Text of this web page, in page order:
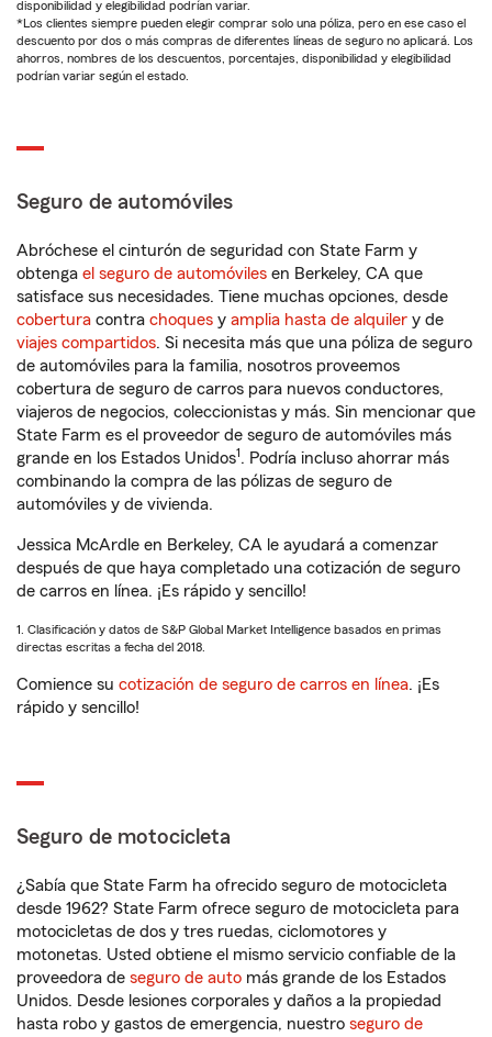
disponibilidad y elegibilidad podrían variar.
*Los clientes siempre pueden elegir comprar solo una póliza, pero en ese caso el
descuento por dos o más compras de diferentes líneas de seguro no aplicará. Los
ahorros, nombres de los descuentos, porcentajes, disponibilidad y elegibilidad
podrían variar según el estado.
Seguro de automóviles
Abróchese el cinturón de seguridad con State Farm y
obtenga el seguro de automóviles en Berkeley, CA que
satisface sus necesidades. Tiene muchas opciones, desde
cobertura contra choques y amplia hasta de alquiler y de
viajes compartidos. Si necesita más que una póliza de seguro
de automóviles para la familia, nosotros proveemos
cobertura de seguro de carros para nuevos conductores,
viajeros de negocios, coleccionistas y más. Sin mencionar que
State Farm es el proveedor de seguro de automóviles más
grande en los Estados Unidos1. Podría incluso ahorrar más
combinando la compra de las pólizas de seguro de
automóviles y de vivienda.
Jessica McArdle en Berkeley, CA le ayudará a comenzar
después de que haya completado una cotización de seguro
de carros en línea. ¡Es rápido y sencillo!
1. Clasificación y datos de S&P Global Market Intelligence basados en primas
directas escritas a fecha del 2018.
Comience su cotización de seguro de carros en línea. ¡Es
rápido y sencillo!
Seguro de motocicleta
¿Sabía que State Farm ha ofrecido seguro de motocicleta
desde 1962? State Farm ofrece seguro de motocicleta para
motocicletas de dos y tres ruedas, ciclomotores y
motonetas. Usted obtiene el mismo servicio confiable de la
proveedora de seguro de auto más grande de los Estados
Unidos. Desde lesiones corporales y daños a la propiedad
hasta robo y gastos de emergencia, nuestro seguro de